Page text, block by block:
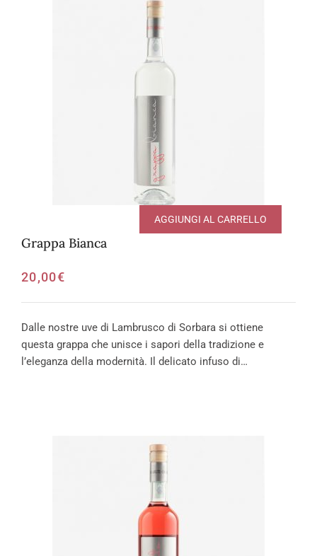
Grappa Bianca
20,00€
AGGIUNGI AL CARRELLO
Dalle nostre uve di Lambrusco di Sorbara si ottiene
questa grappa che unisce i sapori della tradizione e
l’eleganza della modernità. Il delicato infuso di…